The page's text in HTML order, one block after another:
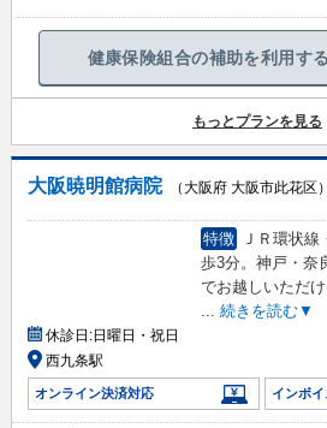
健康保険組合の補助を利用す
もっとプランを見る
大阪暁明館病院
（大阪府 大阪市此花区）
特徴
ＪＲ環状
歩3分。神戸・奈
でお越しいただけ
続きを読む▼
休診日:日曜日・祝日
西九条駅
オンライン決済対応 インボ